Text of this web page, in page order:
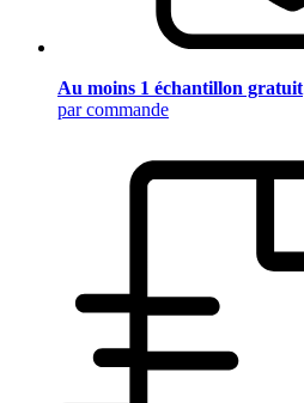
Au moins 1 échantillon gratuit
par commande